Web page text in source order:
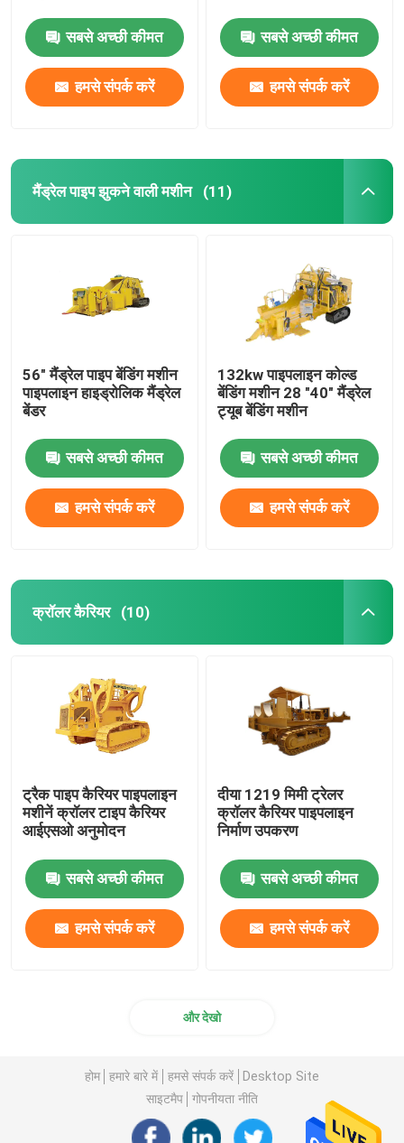
सबसे अच्छी कीमत
हमसे संपर्क करें
सबसे अच्छी कीमत
हमसे संपर्क करें
मैंड्रेल पाइप झुकने वाली मशीन (11)
56" मैंड्रेल पाइप बेंडिंग मशीन
पाइपलाइन हाइड्रोलिक मैंड्रेल
बेंडर
सबसे अच्छी कीमत
हमसे संपर्क करें
132kw पाइपलाइन कोल्ड
बेंडिंग मशीन 28 "40" मैंड्रेल
ट्यूब बेंडिंग मशीन
सबसे अच्छी कीमत
हमसे संपर्क करें
क्रॉलर कैरियर (10)
ट्रैक पाइप कैरियर पाइपलाइन
मशीनें क्रॉलर टाइप कैरियर
आईएसओ अनुमोदन
सबसे अच्छी कीमत
हमसे संपर्क करें
दीया 1219 मिमी ट्रेलर
क्रॉलर कैरियर पाइपलाइन
निर्माण उपकरण
सबसे अच्छी कीमत
हमसे संपर्क करें
और देखो
होम हमारे बारे में हमसे संपर्क करें
Desktop Site
साइटमैप
गोपनीयता नीति